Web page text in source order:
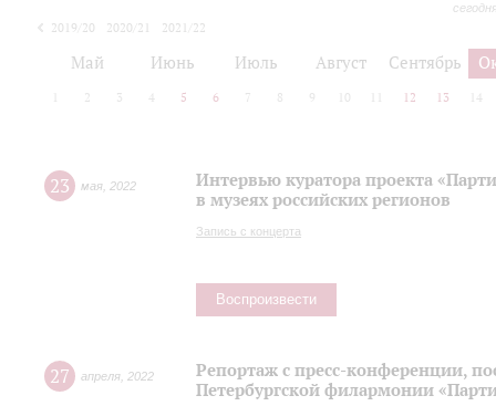
2019/20 2020/21 2021/22
Май Июнь Июль Август Сентябрь
2 3 4 5 6 7 8 9 10 12 13 14
23 мая 2022
Интервью куратора проекта
в музеях российских регионов
Запись с концерта
Воспроизвести
27 апреля 2022
Репортаж с пресс-конференции,
Петербургской филармонии